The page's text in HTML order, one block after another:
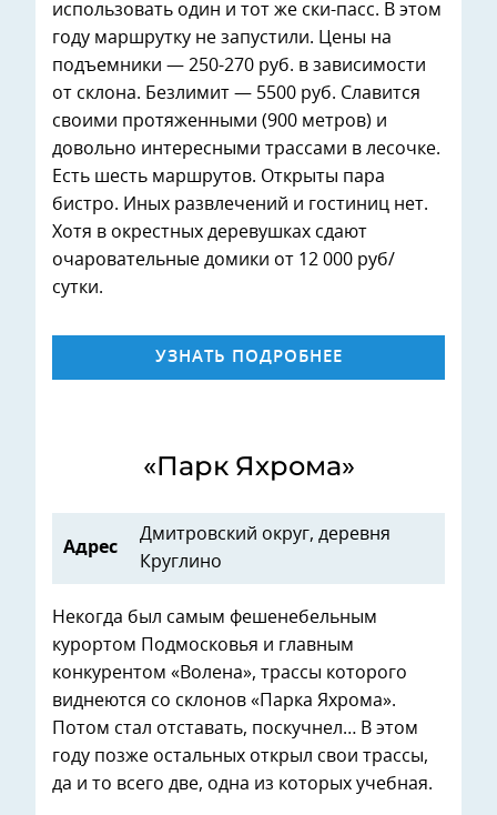
использовать один и тот же ски-пасс. В этом
году маршрутку не запустили. Цены на
подъемники — 250-270 руб. в зависимости
от склона. Безлимит — 5500 руб. Славится
своими протяженными (900 метров) и
довольно интересными трассами в лесочке.
Есть шесть маршрутов. Открыты пара
бистро. Иных развлечений и гостиниц нет.
Хотя в окрестных деревушках сдают
очаровательные домики от 12 000 руб/
сутки.
УЗНАТЬ ПОДРОБНЕЕ
«Парк Яхрома»
Адрес
Дмитровский округ, деревня
Круглино
Некогда был самым фешенебельным
курортом Подмосковья и главным
конкурентом «Волена», трассы которого
виднеются со склонов «Парка Яхрома».
Потом стал отставать, поскучнел… В этом
году позже остальных открыл свои трассы,
да и то всего две, одна из которых учебная.